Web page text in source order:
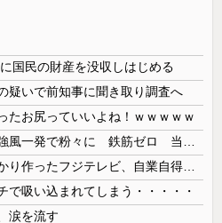
国民の財産を没収しはじめる
疑いで前知事に聞き取り調査へ
たお尻っていいよね！ｗｗｗｗｗ
で吸い込まれてしまう・・・・・
涙を流す